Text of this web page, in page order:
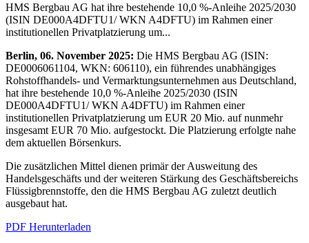
HMS Bergbau AG hat ihre bestehende 10,0 %-Anleihe 2025/2030
(ISIN DE000A4DFTU1/ WKN A4DFTU) im Rahmen einer
institutionellen Privatplatzierung um...
Berlin, 06. November 2025: Die HMS Bergbau AG (ISIN:
DE0006061104, WKN: 606110), ein führendes unabhängiges
Rohstoffhandels- und Vermarktungsunternehmen aus Deutschland,
hat ihre bestehende 10,0 %-Anleihe 2025/2030 (ISIN
DE000A4DFTU1/ WKN A4DFTU) im Rahmen einer
institutionellen Privatplatzierung um EUR 20 Mio. auf nunmehr
insgesamt EUR 70 Mio. aufgestockt. Die Platzierung erfolgte nahe
dem aktuellen Börsenkurs.
Die zusätzlichen Mittel dienen primär der Ausweitung des
Handelsgeschäfts und der weiteren Stärkung des Geschäftsbereichs
Flüssigbrennstoffe, den die HMS Bergbau AG zuletzt deutlich
ausgebaut hat.
PDF Herunterladen